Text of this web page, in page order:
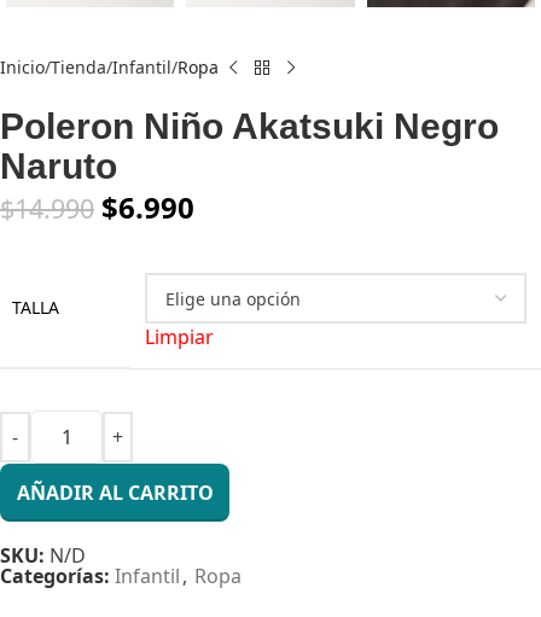
Inicio Tienda Infantil Ropa
Poleron Niño Akatsuki Negro
Naruto
$14.990 $6.990
TALLA
Limpiar
AÑADIR AL CARRITO
SKU: N/D
Categorías: Infantil, Ropa